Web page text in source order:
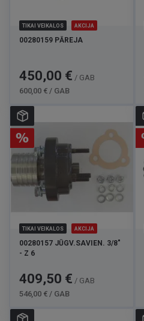
TIKAI VEIKALOS AKCIJA
00280159 PĀREJA
Cena
450,00 € / GAB
600,00 € / GAB
TIKAI VEIKALOS AKCIJA
00280157 JŪGV.SAVIEN. 3/8"
- Z 6
Cena
409,50 € / GAB
546,00 € / GAB